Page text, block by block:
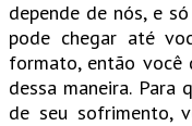
depende de nós, e
pode chegar até
formato, então você
dessa maneira. Para
de seu sofrimento,